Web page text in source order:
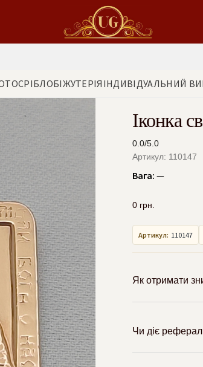
СРІБЛОБІЖУТЕРІЯ ІНДИВІДУАЛЬНИЙ
Іконка
0.0/5.0
Артикул: 110147
Вага: —
0 грн.
Артикул: 110147
Як отримати
Чи діє